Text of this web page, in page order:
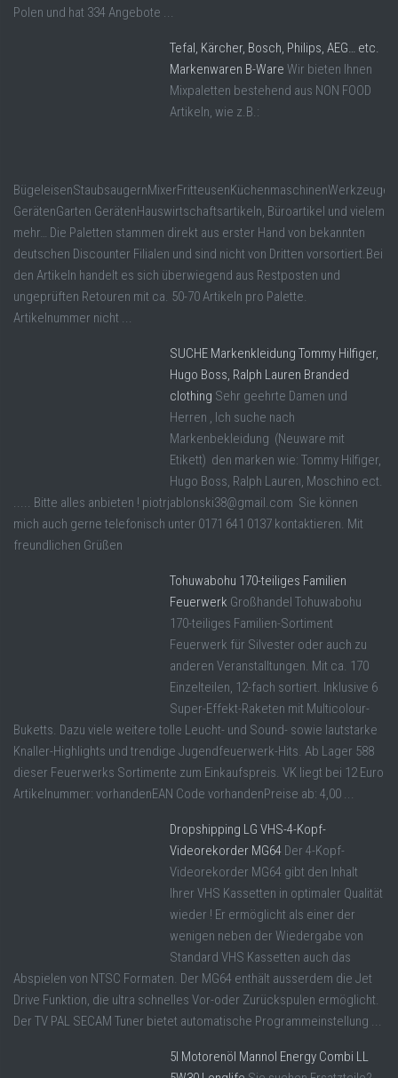
Polen und hat 334 Angebote ...
Tefal, Kärcher, Bosch, Philips, AEG… etc.
Markenwaren B-Ware Wir bieten Ihnen
Mixpaletten bestehend aus NON FOOD
Artikeln, wie z.B.:
GerätenGarten GerätenHauswirtschaftsartikeln, Büroartikel und vielem
mehr… Die Paletten stammen direkt aus erster Hand von bekannten
deutschen Discounter Filialen und sind nicht von Dritten vorsortiert.Bei
den Artikeln handelt es sich überwiegend aus Restposten und
ungeprüften Retouren mit ca. 50-70 Artikeln pro Palette.
Artikelnummer nicht ...
SUCHE Markenkleidung Tommy Hilfiger,
Hugo Boss, Ralph Lauren Branded
clothing Sehr geehrte Damen und
Herren , Ich suche nach
Markenbekleidung (Neuware mit
Etikett) den marken wie: Tommy Hilfiger,
Hugo Boss, Ralph Lauren, Moschino ect.
..... Bitte alles anbieten ! piotrjablonski38@gmail.com Sie können
mich auch gerne telefonisch unter 0171 641 0137 kontaktieren. Mit
freundlichen Grüßen
Tohuwabohu 170-teiliges Familien
Feuerwerk Großhandel Tohuwabohu
170-teiliges Familien-Sortiment
Feuerwerk für Silvester oder auch zu
anderen Veranstalltungen. Mit ca. 170
Einzelteilen, 12-fach sortiert. Inklusive 6
Super-Effekt-Raketen mit Multicolour-
Buketts. Dazu viele weitere tolle Leucht- und Sound- sowie lautstarke
Knaller-Highlights und trendige Jugendfeuerwerk-Hits. Ab Lager 588
dieser Feuerwerks Sortimente zum Einkaufspreis. VK liegt bei 12 Euro
Artikelnummer: vorhandenEAN Code vorhandenPreise ab: 4,00 ...
Dropshipping LG VHS-4-Kopf-
Videorekorder MG64 Der 4-Kopf-
Videorekorder MG64 gibt den Inhalt
Ihrer VHS Kassetten in optimaler Qualität
wieder ! Er ermöglicht als einer der
wenigen neben der Wiedergabe von
Standard VHS Kassetten auch das
Abspielen von NTSC Formaten. Der MG64 enthält ausserdem die Jet
Drive Funktion, die ultra schnelles Vor-oder Zurückspulen ermöglicht.
Der TV PAL SECAM Tuner bietet automatische Programmeinstellung ...
5l Motorenöl Mannol Energy Combi LL